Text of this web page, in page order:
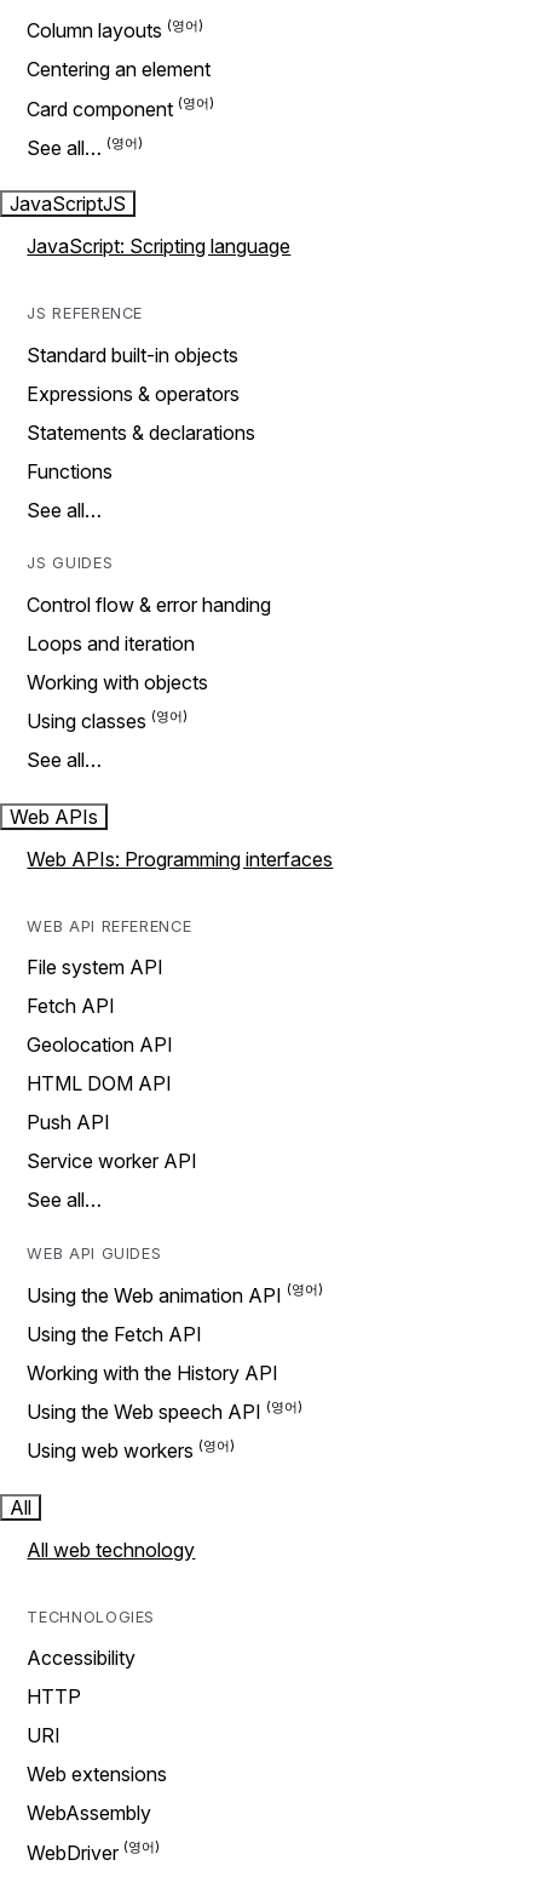
Column layouts
Centering an element
Card component
See all…
JavaScriptJS
JavaScript: Scripting language
JS REFERENCE
Standard built-in objects
Expressions & operators
Statements & declarations
Functions
See all…
JS GUIDES
Control flow & error handing
Loops and iteration
Working with objects
Using classes
See all…
Web APIs
Web APIs: Programming interfaces
WEB API REFERENCE
File system API
Fetch API
Geolocation API
HTML DOM API
Push API
Service worker API
See all…
WEB API GUIDES
Using the Web animation API
Using the Fetch API
Working with the History API
Using the Web speech API
Using web workers
All
All web technology
TECHNOLOGIES
Accessibility
HTTP
URI
Web extensions
WebAssembly
WebDriver